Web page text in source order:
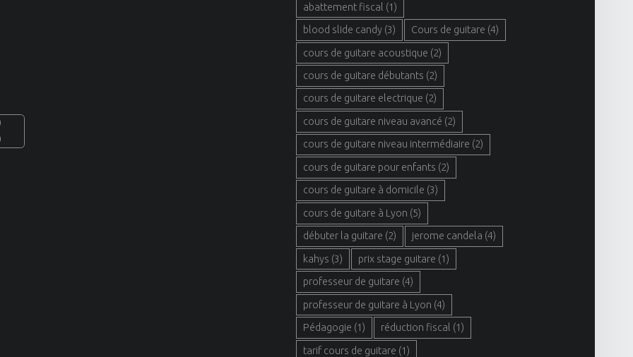
abattement fiscal (1)
blood slide candy (3) Cours de guitare (4)
cours de guitare acoustique (2)
cours de guitare débutants (2)
cours de guitare electrique (2)
cours de guitare niveau avancé (2)
cours de guitare niveau intermédiaire (2)
cours de guitare pour enfants (2)
cours de guitare à domicile (3)
cours de guitare à Lyon (5)
débuter la guitare (2) jerome candela (4)
kahys (3) prix stage guitare (1)
professeur de guitare (4)
professeur de guitare à Lyon (4)
Pédagogie (1) réduction fiscal (1)
tarif cours de guitare (1)